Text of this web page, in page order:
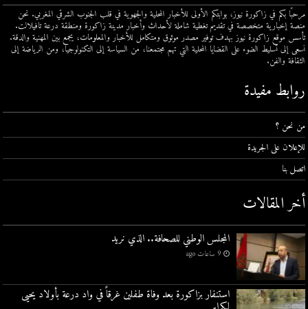
مرحبًا بكم في زاكورة نيوز، بوابتكم الأولى للأخبار المحلية والجهوية في قلب الجنوب الشرقي المغربي. نحن
منصة إخبارية متخصصة في تقديم تغطية شاملة لأحداث وأخبار مدينة زاكورة ومنطقة درعة تافيلالت.
تأسس موقع زاكورة نيوز بهدف توفير مصدر موثوق ومتكامل للأخبار والمعلومات، يجمع بين المهنية والدقة.
نسعى إلى تسليط الضوء على القضايا المحلية التي تهم مجتمعنا، من السياسة إلى التكنولوجيا، ومن الرياضة إلى
الثقافة والفن.
روابط مفيدة
من نحن ؟
للإعلان على الجريدة
اتصل بنا
أخر المقالات
المجلس الوطني للصحافة.. الذي نريد
9 ساعات ago
استنفار بزاكورة بعد وفاة طفلين غرقاً في واد درعة بأولاد يحيى